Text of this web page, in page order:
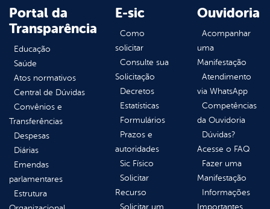
Portal da
Transparência
Educação
Saúde
Atos normativos
Central de Dúvidas
Convênios e
Transferências
Despesas
Diárias
Emendas
parlamentares
Estrutura
E-sic
Como
solicitar
Consulte sua
Solicitação
Decretos
Estatísticas
Formulários
Prazos e
autoridades
Sic Físico
Solicitar
Recurso
Solicitar um
Ouvidoria
Acompanhar
uma
Manifestação
Atendimento
via WhatsApp
Competências
da Ouvidoria
Dúvidas?
Acesse o FAQ
Fazer uma
Manifestação
Informações
Importantes